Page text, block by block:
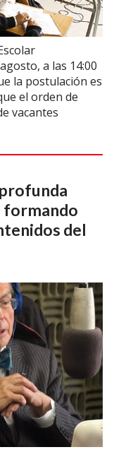
a las 14:00
la postulación es
el orden de
vacantes
formando
del